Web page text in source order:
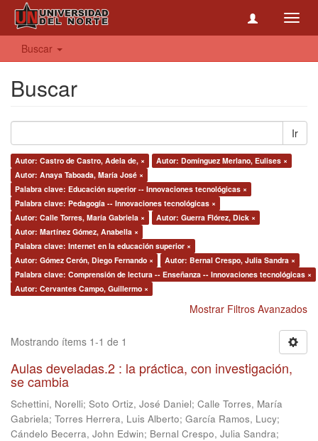
Buscar
Buscar
Ir
Autor: Castro de Castro, Adela de, ×
Autor: Domínguez Merlano, Eulises ×
Autor: Anaya Taboada, María José ×
Palabra clave: Educación superior -- Innovaciones tecnológicas ×
Palabra clave: Pedagogía -- Innovaciones tecnológicas ×
Autor: Calle Torres, María Gabriela ×
Autor: Guerra Flórez, Dick ×
Autor: Martínez Gómez, Anabella ×
Palabra clave: Internet en la educación superior ×
Autor: Gómez Cerón, Diego Fernando ×
Autor: Bernal Crespo, Julia Sandra ×
Palabra clave: Comprensión de lectura -- Enseñanza -- Innovaciones tecnológicas ×
Autor: Cervantes Campo, Guillermo ×
Mostrar Filtros Avanzados
Mostrando ítems 1-1 de 1
Aulas develadas.2 : la práctica, con investigación,
se cambia
Schettini, Norelli; Soto Ortiz, José Daniel; Calle Torres, María
Gabriela; Torres Herrera, Luis Alberto; García Ramos, Lucy;
Cándelo Becerra, John Edwin; Bernal Crespo, Julia Sandra;